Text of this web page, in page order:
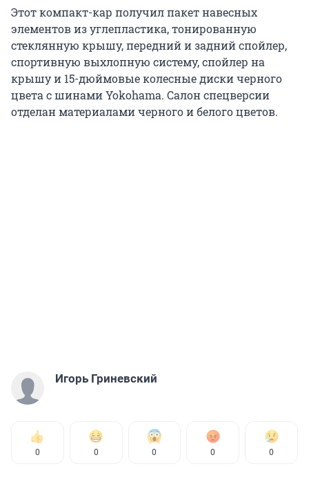
Этот компакт-кар получил пакет навесных
элементов из углепластика, тонированную
стеклянную крышу, передний и задний спойлер,
спортивную выхлопную систему, спойлер на
крышу и 15-дюймовые колесные диски черного
цвета с шинами Yokohama. Салон спецверсии
отделан материалами черного и белого цветов.
Игорь Гриневский
0 0 0 0 0